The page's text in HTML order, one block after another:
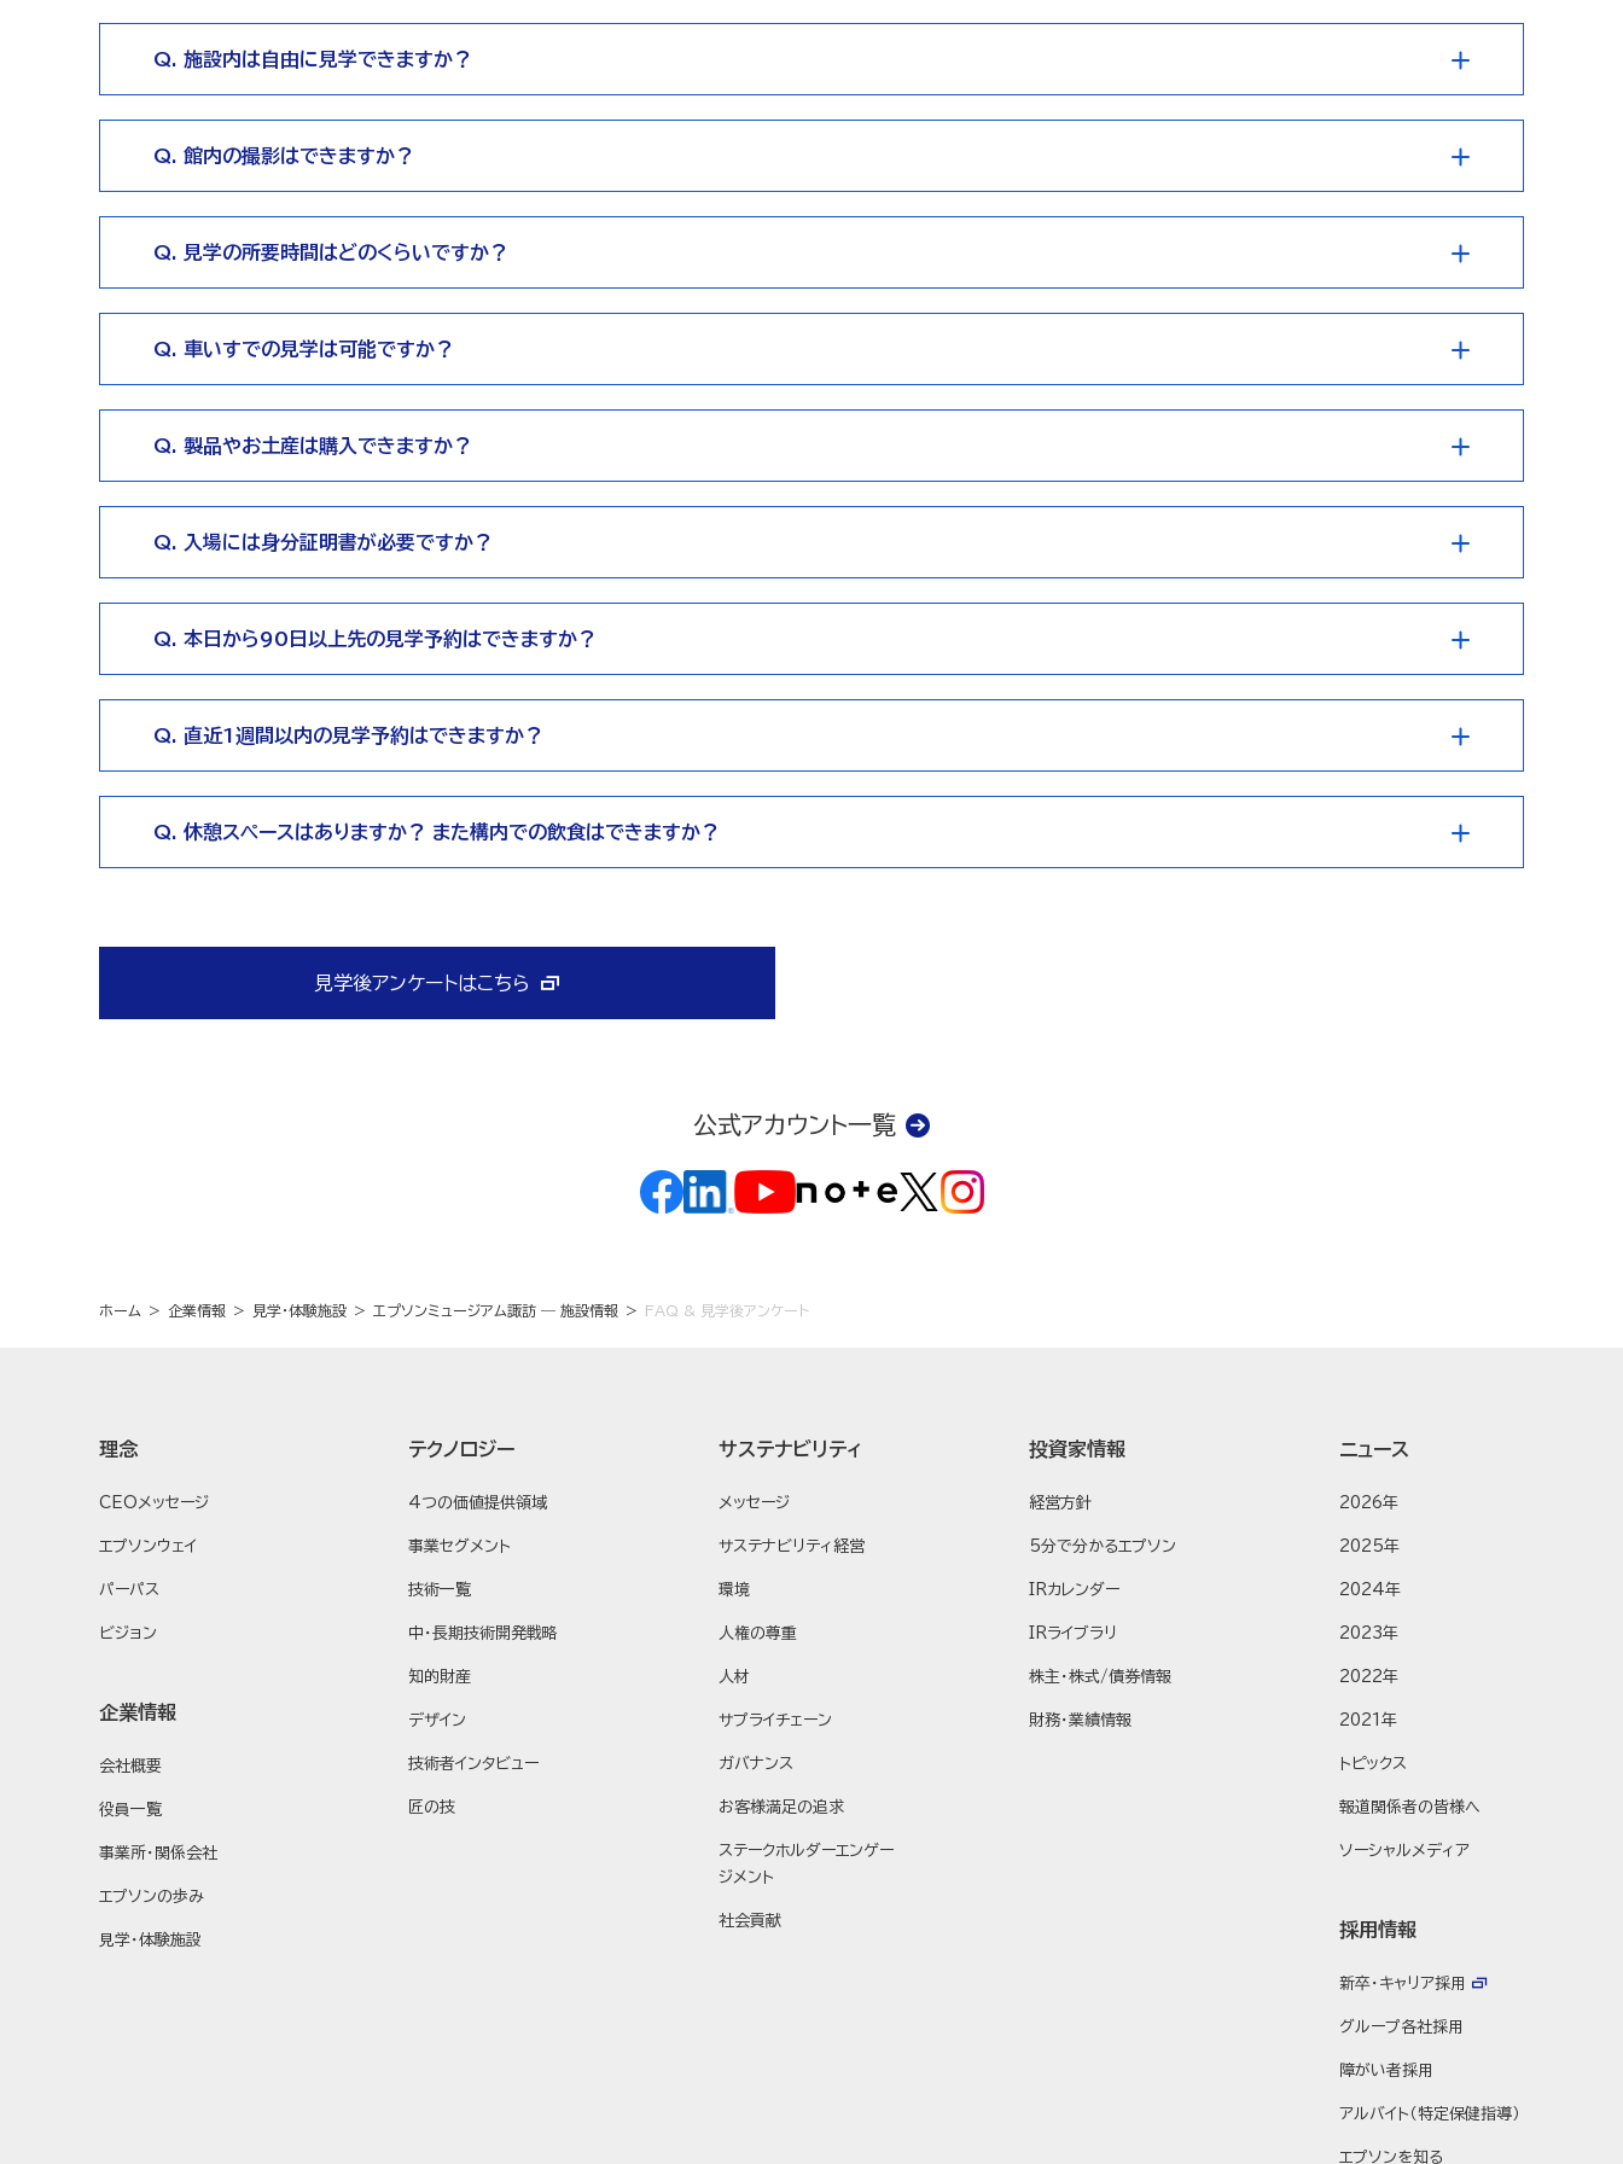
Q. 施設内は自由に見学できますか？
Q. 館内の撮影はできますか？
Q. 見学の所要時間はどのくらいですか？
Q. 車いすでの見学は可能ですか？
Q. 製品やお土産は購入できますか？
Q. 入場には身分証明書が必要ですか？
Q. 本日から90日以上先の見学予約はできますか？
Q. 直近1週間以内の見学予約はできますか？
Q. 休憩スペースはありますか？ また構内での飲食はできますか？
見学後アンケートはこちら
公式アカウント一覧
ホーム 企業情報 見学・体験施設 エプソンミュージアム諏訪 ― 施設情報 FAQ & 見学後アンケート
理念
CEOメッセージ
エプソンウェイ
パーパス
ビジョン
企業情報
会社概要
役員一覧
事業所・関係会社
エプソンの歩み
見学・体験施設
テクノロジー
4つの価値提供領域
事業セグメント
技術一覧
中・長期技術開発戦略
知的財産
デザイン
技術者インタビュー
匠の技
サステナビリティ
メッセージ
サステナビリティ経営
環境
人権の尊重
人材
サプライチェーン
ガバナンス
お客様満足の追求
ステークホルダーエンゲー
ジメント
社会貢献
投資家情報
経営方針
5分で分かるエプソン
IRカレンダー
IRライブラリ
株主・株式/債券情報
財務・業績情報
ニュース
2026年
2025年
2024年
2023年
2022年
2021年
トピックス
報道関係者の皆様へ
ソーシャルメディア
採用情報
新卒・キャリア採用
グループ各社採用
障がい者採用
アルバイト（特定保健指導）
エプソンを知る